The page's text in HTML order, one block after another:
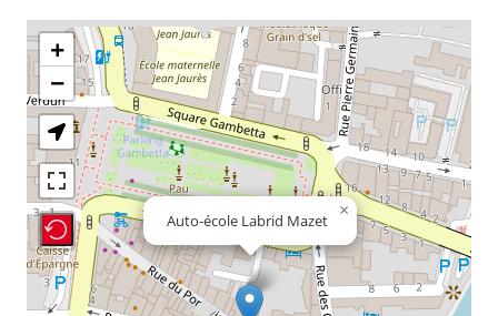
Auto-école Labrid Mazet ×
+
−
Recenter Map